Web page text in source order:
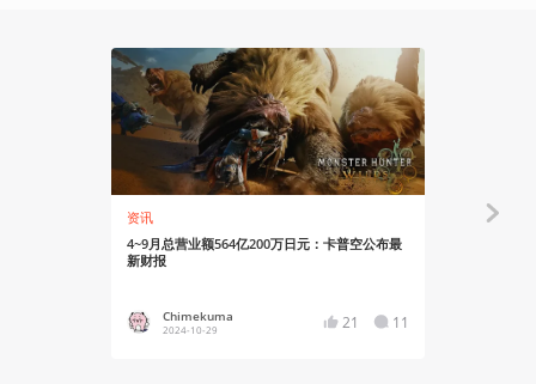
资讯
4~9月总营业额564亿200万日元：卡普空公布最
新财报
Chimekuma
2024-10-29 21 11